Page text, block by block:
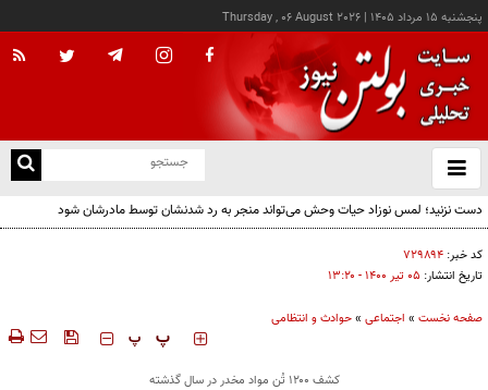
پنجشنبه ۱۵ مرداد ۱۴۰۵ |
Thursday , 06 August 2026
باز
و
دست نزنید؛ لمس نوزاد حیات وحش می‌تواند منجر به رد شدنشان توسط مادرشان شود
کد خبر: ۷۲۹۸۹۴
تاریخ انتشار: ۰۵ تير ۱۴۰۰ - ۱۳:۲۰
صفحه نخست » اجتماعی »حوادث و انتظامی
‍‍‍ پ پ
کشف ۱۲۰۰ تُن مواد مخدر در سال گذشته